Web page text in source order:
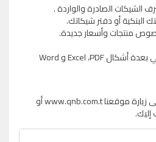
الشيكات الصادرة والواردة.
البنكية أو دفتر شيكاتك.
منتجات وأسعار جديدة.
بعدة أشكالPDF،ExcelوWord
زيارة موقعناwww.qnb.com.tأو
إليك.